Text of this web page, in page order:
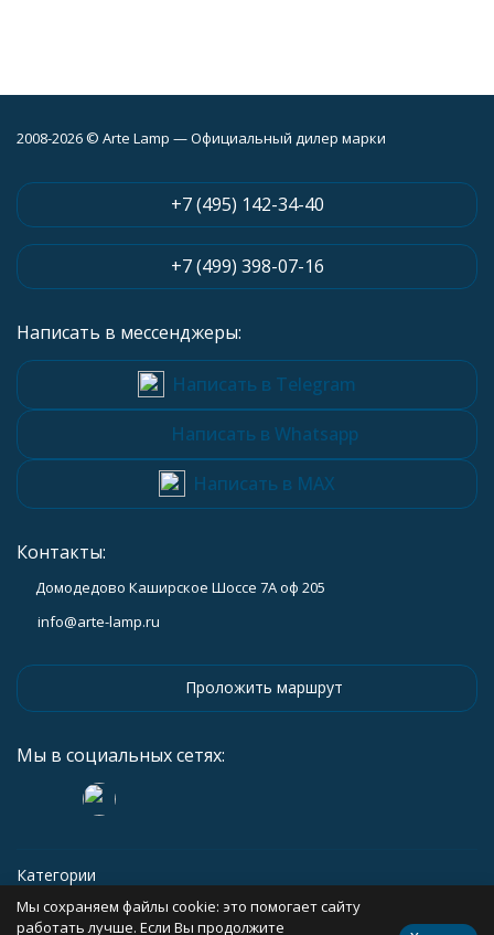
2008-2026 © Arte Lamp — Официальный дилер марки
+7 (495) 142-34-40
+7 (499) 398-07-16
Написать в мессенджеры:
Написать в Telegram
Написать в Whatsapp
Написать в MAX
Контакты:
Домодедово Каширское Шоссе 7А оф 205
info@arte-lamp.ru
Проложить маршрут
Мы в социальных сетях:
Категории
Информация
Мы сохраняем файлы cookie: это помогает сайту
работать лучше. Если Вы продолжите